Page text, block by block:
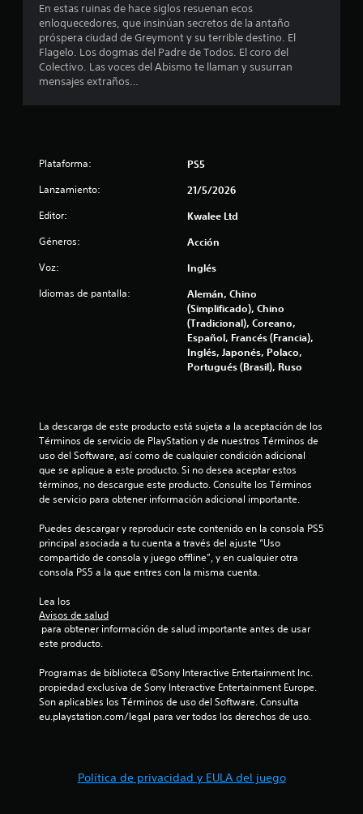
l
i
i
c
a
c
i
o
e
En estas ruinas de hace siglos resuenan ecos
enloquecedores, que insinúan secretos de la antaño
próspera ciudad de Greymont y su terrible destino. El
Flagelo. Los dogmas del Padre de Todos. El coro del
Colectivo. Las voces del Abismo te llaman y susurran
mensajes extraños…
Plataforma: PS5
Lanzamiento: 21/5/2026
Editor: Kwalee Ltd
Géneros: Acción
Voz: Inglés
Idiomas de pantalla:
Alemán, Chino
(Simplificado), Chino
(Tradicional), Coreano,
Español, Francés (Francia),
Inglés, Japonés, Polaco,
Portugués (Brasil), Ruso
La descarga de este producto está sujeta a la aceptación de los
Términos de servicio de PlayStation y de nuestros Términos de
uso del Software, así como de cualquier condición adicional
que se aplique a este producto. Si no desea aceptar estos
términos, no descargue este producto. Consulte los Términos
de servicio para obtener información adicional importante.
Puedes descargar y reproducir este contenido en la consola PS5
principal asociada a tu cuenta a través del ajuste “Uso
compartido de consola y juego offline”, y en cualquier otra
consola PS5 a la que entres con la misma cuenta.
Lea los
Avisos de salud
este producto.
Programas de biblioteca ©Sony Interactive Entertainment Inc.
propiedad exclusiva de Sony Interactive Entertainment Europe.
Son aplicables los Términos de uso del Software. Consulta
eu.playstation.com/legal para ver todos los derechos de uso.
Política de privacidad y EULA del juego